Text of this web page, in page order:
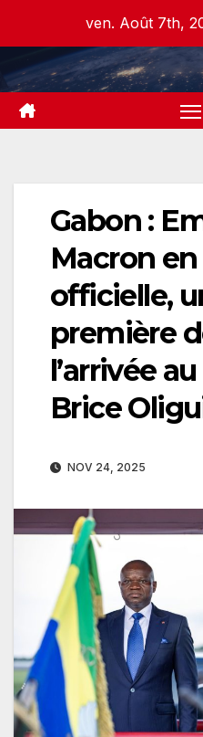
content
ven. Août 7th,
Gabon :
Macron
officielle,
première
l’arrivée
Brice
NOV 24, 2025